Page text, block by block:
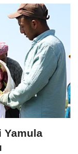
Yamula